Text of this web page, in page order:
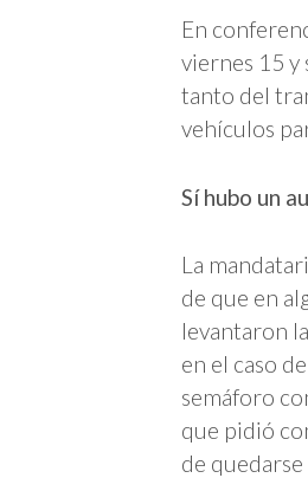
En
viernes 15 y
tanto del
vehículos
Sí hubo un
La
de que en
levantaron
en el caso
semáforo
que pidió
de